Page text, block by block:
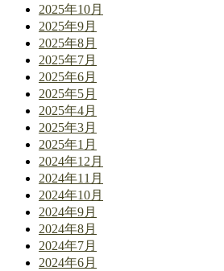
2025年10月
2025年9月
2025年8月
2025年7月
2025年6月
2025年5月
2025年4月
2025年3月
2025年1月
2024年12月
2024年11月
2024年10月
2024年9月
2024年8月
2024年7月
2024年6月